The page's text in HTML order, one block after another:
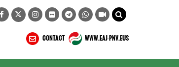
CONTACT WWW.EAJ-PNV.EUS